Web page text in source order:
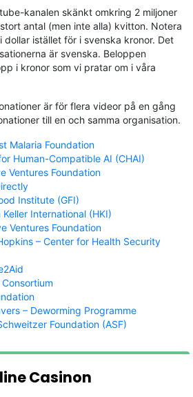
kanalen skänkt omkring 2 miljoner
antal (men inte alla) kvitton. Notera
istället för i svenska kronor. Det
är svenska. Beloppen
i kronor som vi pratar om i våra
är för flera videor på en gång
till en och samma organisation.
Malaria Foundation
Human-Compatible AI (CHAI)
Ventures Foundation
Institute (GFI)
International (HKI)
Ventures Foundation
– Center for Health Security
– Deworming Programme
Foundation (ASF)
Casinon